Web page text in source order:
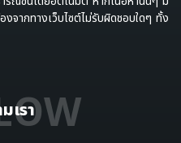
จากทางเว็บไซต์ไม่รับผิดชอบใดๆ ทั้ง
เรา